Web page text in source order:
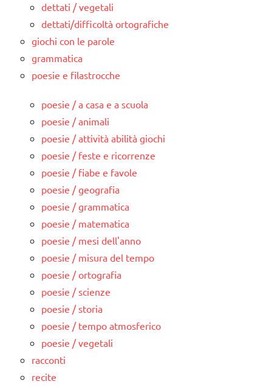
dettati / vegetali
dettati/difficoltà ortografiche
giochi con le parole
grammatica
poesie e filastrocche
poesie / a casa e a scuola
poesie / animali
poesie / attività abilità giochi
poesie / feste e ricorrenze
poesie / fiabe e favole
poesie / geografia
poesie / grammatica
poesie / matematica
poesie / mesi dell'anno
poesie / misura del tempo
poesie / ortografia
poesie / scienze
poesie / storia
poesie / tempo atmosferico
poesie / vegetali
racconti
recite